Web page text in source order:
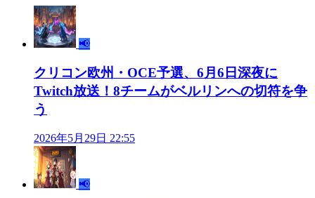
📢
クリコン欧州・OCE予選、6月6日深夜に
Twitch放送！8チームがベルリンへの切符を争
う
2026年5月29日 22:55
📢